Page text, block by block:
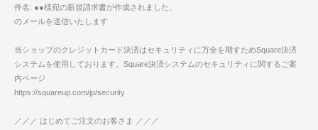
件名: ●●様宛の新規請求書が作成されました、
のメールを送信いたします
当ショップのクレジットカード決済はセキュリティに万全を期すためSquare決済
システムを使用しております。Square決済システムのセキュリティに関するご案
内ページ
https://squareup.com/jp/security
／／／ はじめてご注文のお客さま ／／／